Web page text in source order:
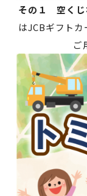
その１ 空くじ
はJCBギフト
ご